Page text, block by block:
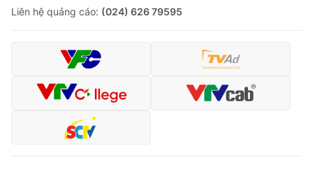
Liên hệ quảng cáo: (024) 626 79595